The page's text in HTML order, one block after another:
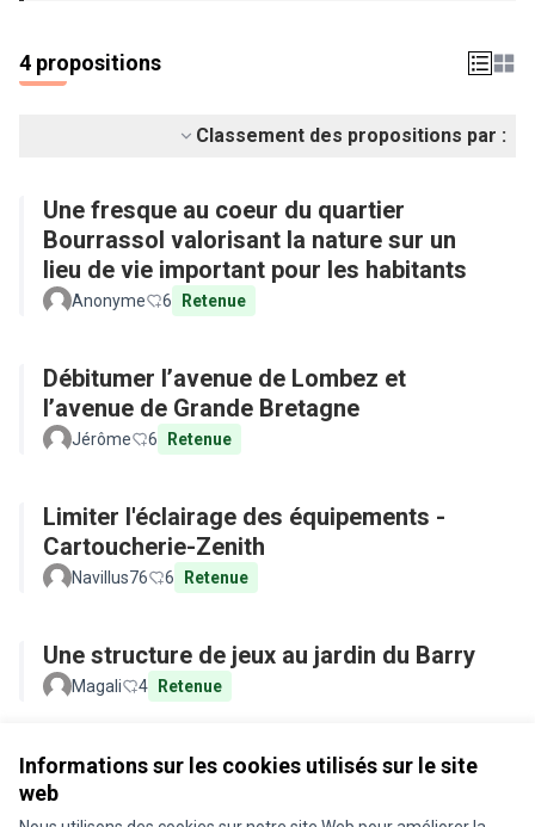
Informations sur les cookies utilisés sur le site
web
4 propositions
Classement des propositions par :
Une fresque au coeur du quartier
Bourrassol valorisant la nature sur un
lieu de vie important pour les habitants
Anonyme 6 Retenue
Débitumer l’avenue de Lombez et
l’avenue de Grande Bretagne
Jérôme 6 Retenue
Limiter l'éclairage des équipements -
Cartoucherie-Zenith
Navillus76 6 Retenue
Une structure de jeux au jardin du Barry
Magali 4 Retenue